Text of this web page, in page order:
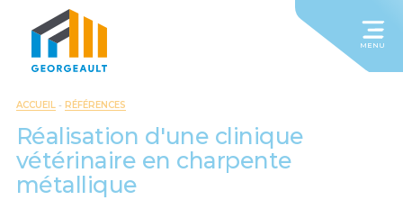
MENU
ACCUEIL- RÉFÉRENCES
Réalisation d'une clinique
vétérinaire en charpente
métallique